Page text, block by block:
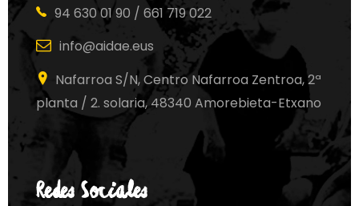
94 630 01 90 / 661 719 022
info@aidae.eus
Nafarroa S/N, Centro Nafarroa Zentroa, 2ª
planta / 2. solaria, 48340 Amorebieta-Etxano
Redes Sociales